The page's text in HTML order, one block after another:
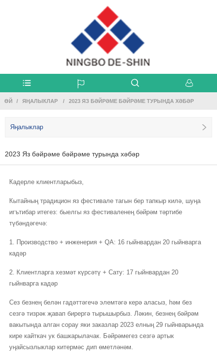
ӨЙ ЯҢАЛЫКЛАР 2023 ЯЗ БӘЙРӘМЕ БӘЙРӘМЕ ТУРЫНДА ХӘБӘР
Яңалыклар
2023 Яз бәйрәме бәйрәме турында хәбәр
Кадерле клиентларыбыз,
Кытайның традицион яз фестивале тагын бер тапкыр килә, шуңа
игътибар итегез: быелгы яз фестиваленең бәйрәм тәртибе
түбәндәгечә:
1. Производство + инженерия + QA: 16 гыйнвардан 20 гыйнварга
кадәр
2. Клиентларга хезмәт күрсәтү + Сату: 17 гыйнвардан 20
гыйнварга кадәр
Сез безнең белән гадәттәгечә элемтәгә керә аласыз, һәм без
сезгә тизрәк җавап бирергә тырышырбыз. Ләкин, безнең бәйрәм
вакытында алган сорау яки заказлар 2023 елның 29 гыйнварында
кире кайткач ук башкарылачак. Бәйрәмегез сезгә артык
уңайсызлыклар китермәс дип өметләнәм.